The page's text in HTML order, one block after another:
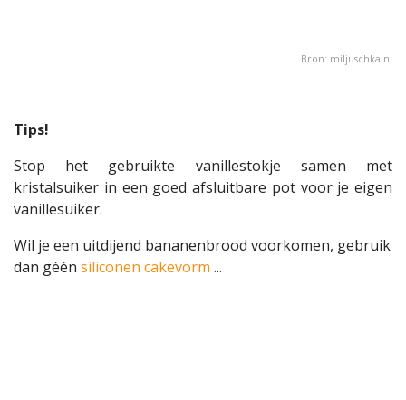
Bron: miljuschka.nl
Tips!
Stop het gebruikte vanillestokje samen met
kristalsuiker in een goed afsluitbare pot voor je eigen
vanillesuiker.
Wil je een uitdijend bananenbrood voorkomen, gebruik
dan géén siliconen cakevorm ...